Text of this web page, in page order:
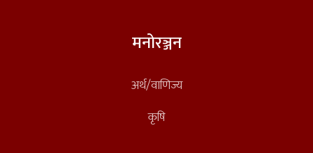
मनोरञ्जन
अर्थ/वाणिज्य
कृषि